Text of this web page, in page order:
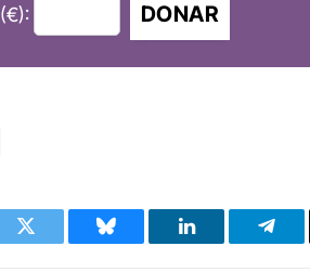
DONAR
Twitter Bluesky LinkedIn